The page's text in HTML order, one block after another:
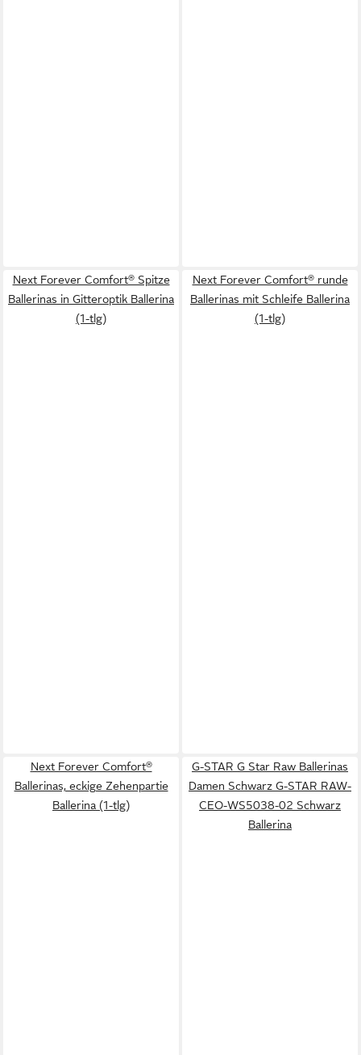
Next Forever Comfort® Spitze
Ballerinas in Gitteroptik Ballerina
(1-tlg)
Next Forever Comfort® runde
Ballerinas mit Schleife Ballerina
(1-tlg)
Next Forever Comfort®
Ballerinas, eckige Zehenpartie
Ballerina (1-tlg)
G-STAR G Star Raw Ballerinas
Damen Schwarz G-STAR RAW-
CEO-WS5038-02 Schwarz
Ballerina